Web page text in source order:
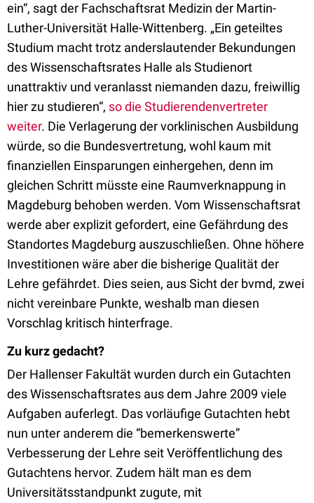
ein“, sagt der Fachschaftsrat Medizin der Martin-
Luther-Universität Halle-Wittenberg. „Ein geteiltes
Studium macht trotz anderslautender Bekundungen
des Wissenschaftsrates Halle als Studienort
unattraktiv und veranlasst niemanden dazu, freiwillig
hier zu studieren“, so die Studierendenvertreter
weiter. Die Verlagerung der vorklinischen Ausbildung
würde, so die Bundesvertretung, wohl kaum mit
finanziellen Einsparungen einhergehen, denn im
gleichen Schritt müsste eine Raumverknappung in
Magdeburg behoben werden. Vom Wissenschaftsrat
werde aber explizit gefordert, eine Gefährdung des
Standortes Magdeburg auszuschließen. Ohne höhere
Investitionen wäre aber die bisherige Qualität der
Lehre gefährdet. Dies seien, aus Sicht der bvmd, zwei
nicht vereinbare Punkte, weshalb man diesen
Vorschlag kritisch hinterfrage.
Zu kurz gedacht?
Der Hallenser Fakultät wurden durch ein Gutachten
des Wissenschaftsrates aus dem Jahre 2009 viele
Aufgaben auferlegt. Das vorläufige Gutachten hebt
nun unter anderem die “bemerkenswerte”
Verbesserung der Lehre seit Veröffentlichung des
Gutachtens hervor. Zudem hält man es dem
Universitätsstandpunkt zugute, mit